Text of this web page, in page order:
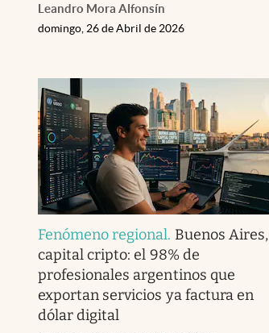
Leandro Mora Alfonsín
domingo, 26 de Abril de 2026
Fenómeno regional. Buenos Aires,
capital cripto: el 98% de
profesionales argentinos que
exportan servicios ya factura en
dólar digital